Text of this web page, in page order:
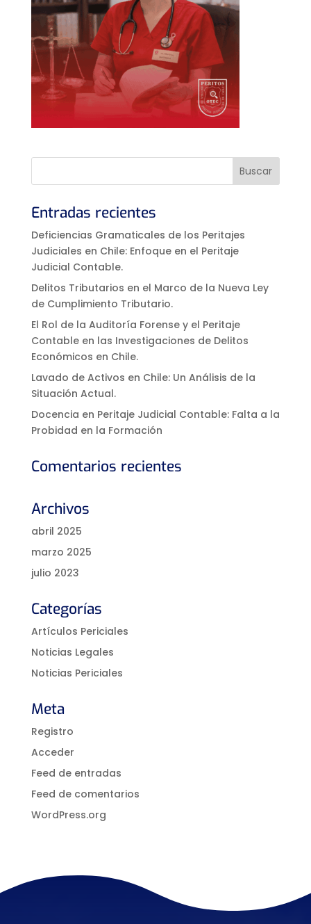
Entradas recientes
Deficiencias Gramaticales de los Peritajes
Judiciales en Chile: Enfoque en el Peritaje
Judicial Contable.
Delitos Tributarios en el Marco de la Nueva Ley
de Cumplimiento Tributario.
El Rol de la Auditoría Forense y el Peritaje
Contable en las Investigaciones de Delitos
Económicos en Chile.
Lavado de Activos en Chile: Un Análisis de la
Situación Actual.
Docencia en Peritaje Judicial Contable: Falta a la
Probidad en la Formación
Comentarios recientes
Archivos
abril 2025
marzo 2025
julio 2023
Categorías
Artículos Periciales
Noticias Legales
Noticias Periciales
Meta
Registro
Acceder
Feed de entradas
Feed de comentarios
WordPress.org